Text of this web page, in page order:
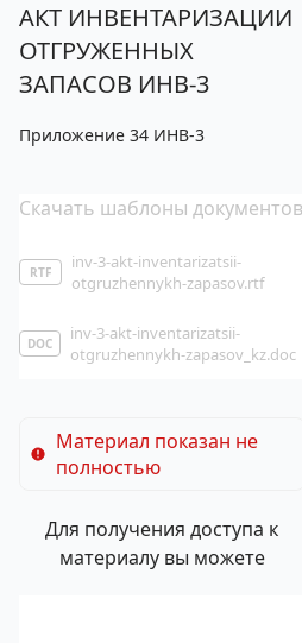
АКТ ИНВЕНТАРИЗАЦИИ
ОТГРУЖЕННЫХ
ЗАПАСОВ ИНВ-3
Приложение 34 ИНВ-3
Скачать шаблоны документов
RTF
inv-3-akt-inventarizatsii-
otgruzhennykh-zapasov.rtf
DOC
inv-3-akt-inventarizatsii-
otgruzhennykh-zapasov_kz.doc
Материал показан не
полностью
Для получения доступа к
материалу вы можете